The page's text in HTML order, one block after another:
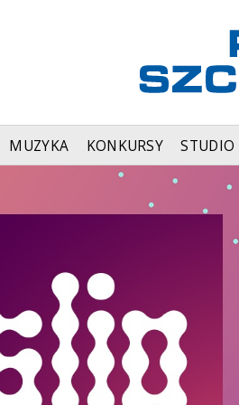
MUZYKA KONKURSY STUDIO